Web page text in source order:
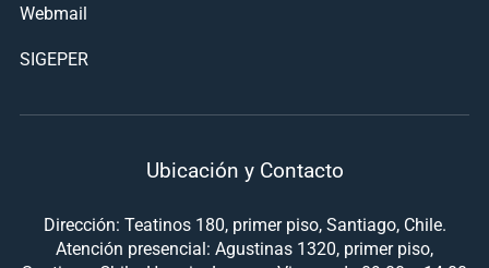
Webmail
SIGEPER
Ubicación y Contacto
Dirección: Teatinos 180, primer piso, Santiago, Chile.
Atención presencial: Agustinas 1320, primer piso,